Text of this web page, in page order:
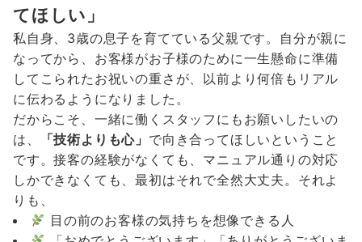
てほしい」
私自身、3歳の息子を育てている父親です。自分が親に
なってから、お客様がお子様のために一生懸命に準備
してこられたお祝いの重さが、以前より何倍もリアル
に伝わるようになりました。
だからこそ、一緒に働くスタッフにもお願いしたいの
は、
「技術よりも心」 で向き合ってほしいということ
です。接客の経験がなくても、マニュアル通りの対応
しかできなくても、最初はそれで全然大丈夫。それよ
りも、
目の前のお客様の気持ちを想像できる人